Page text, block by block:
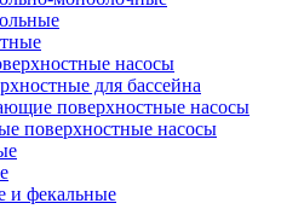
насосы
для бассейна
поверхностные насосы
поверхностные насосы
и фекальные